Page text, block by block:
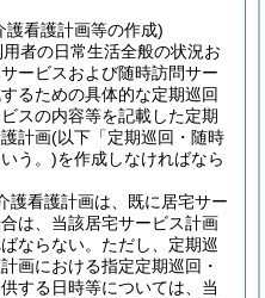
護看護計画等の作成)
者の日常生活全般の状況お
ービスおよび随時訪問サー
るための具体的な定期巡回
スの内容等を記載した定期
計画(以下「定期巡回・随時
う。)を作成しなければなら
護看護計画は、既に居宅サー
は、当該居宅サービス計画
ならない。 ただし、定期巡
画における指定定期巡回・
する日時等については、当